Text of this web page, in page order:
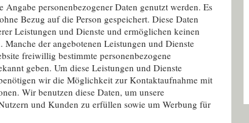
personenbezogener Daten genutzt werden. Es
Bezug auf die Person gespeichert. Diese Daten
Leistungen und Dienste und ermöglichen keinen
der angebotenen Leistungen und Dienste
freiwillig bestimmte personenbezogene
geben. Um diese Leistungen und Dienste
wir die Möglichkeit zur Kontaktaufnahme mit
Wir benutzen diese Daten, um unsere
und Kunden zu erfüllen sowie um Werbung für